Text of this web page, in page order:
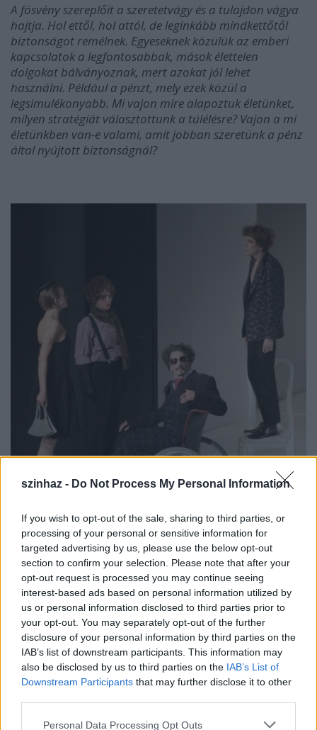
szinhaz - Do Not Process My Personal Information
If you wish to opt-out of the sale, sharing to third parties, or
processing of your personal or sensitive information for
targeted advertising by us, please use the below opt-out
section to confirm your selection. Please note that after your
opt-out request is processed you may continue seeing
interest-based ads based on personal information utilized by
us or personal information disclosed to third parties prior to
your opt-out. You may separately opt-out of the further
disclosure of your personal information by third parties on the
IAB’s list of downstream participants. This information may
also be disclosed by us to third parties on the IAB’s List of
Downstream Participants that may further disclose it to other
Please note that this website/app uses one or more Google
Personal Data Processing Opt Outs
A fösvény szereplőit a szeretetvágy és a tulajdon vágya
hajtja. Hol ettől, hol attól, de leginkább mindkettőtől
biztonságot remélnek. Egyeseknek közülük az emberi
kapcsolatok a legfontosabbak, mások élettelen
dolgokat bálványoznak, mert azokat jól lehet
használni. Például a pénzt, mely ezek közül a
legsimulékonyabb. Mi vajon mire alapoztuk életünket,
milyen stratégiát választottunk a túlélésre? Vajon a mi
életünkben van-e valami, amit jobban szeretünk a pénz
által nyújtott biztonságnál?
„Boldog akarok lenni!" – mondja Cléante az
előadásban. Tulajdonképpen bármelyik szereplő
mondhatná, de akár mi is mondhatnánk, mert
mindnyájan a boldogságot keressük egész életünk
során. Vagy csupán a boldogulást? A Tamási Áron
Színház A fösvény című előadása tökéletes alkalom
arra, hogy ezt a kérdést újra feltegyük magunknak.